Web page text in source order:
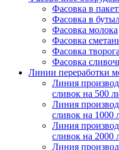
Фасовка в
Фасовка в
Фасовка молока
Фасовка
Фасовка творога
Фасовка
Линии переработки
Линия
сливок на 500
Линия
сливок на 1000
Линия
сливок на 2000
Линия